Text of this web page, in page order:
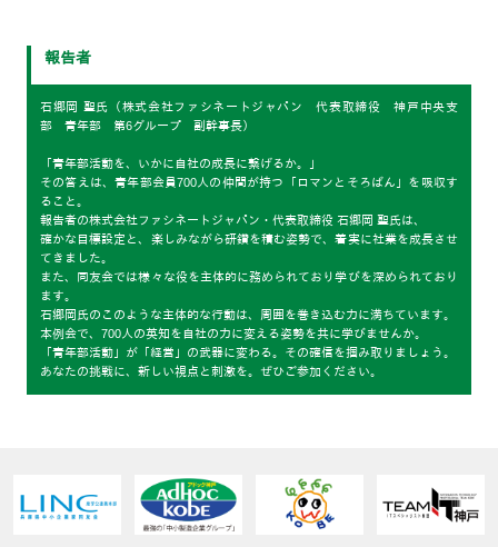
報告者
石郷岡 聖氏（株式会社ファシネートジャパン 代表取締役 神戸中央支
部 青年部 第6グループ 副幹事長）
「青年部活動を、いかに自社の成長に繋げるか。」
その答えは、青年部会員700人の仲間が持つ「ロマンとそろばん」を吸収す
ること。
報告者の株式会社ファシネートジャパン・代表取締役 石郷岡 聖氏は、
確かな目標設定と、楽しみながら研鑽を積む姿勢で、着実に社業を成長させ
てきました。
また、同友会では様々な役を主体的に務められており学びを深められており
ます。
石郷岡氏のこのような主体的な行動は、周囲を巻き込む力に満ちています。
本例会で、700人の英知を自社の力に変える姿勢を共に学びませんか。
「青年部活動」が「経営」の武器に変わる。その確信を掴み取りましょう。
あなたの挑戦に、新しい視点と刺激を。ぜひご参加ください。